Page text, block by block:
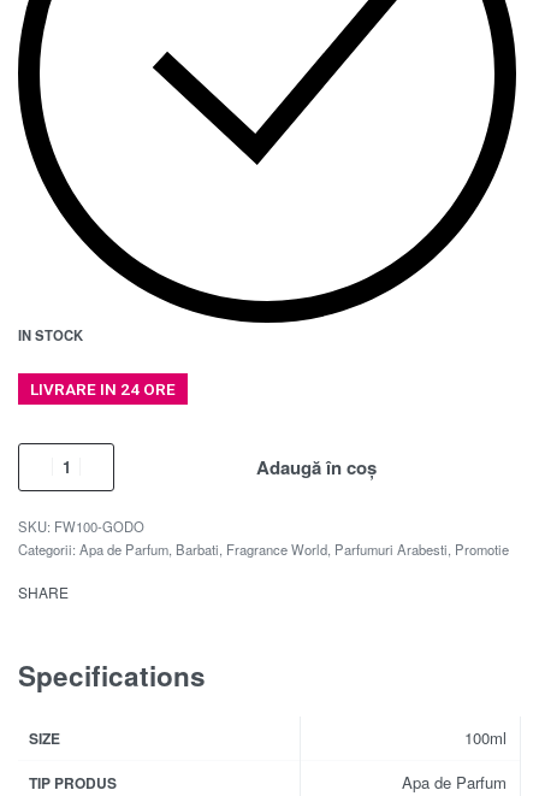
IN STOCK
LIVRARE IN 24 ORE
Adaugă în coș
FW100-GODO
Categorii: Apa de Parfum Barbati Fragrance World Parfumuri Arabesti Promotie
SHARE
Specifications
SIZE 100ml
TIP PRODUS Apa de Parfum